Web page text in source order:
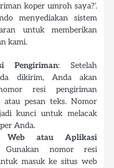
koper umroh saya?’.
menyediakan sistem
untuk memberikan
kami.
Pengiriman: Setelah
dikirim, Anda akan
resi pengiriman
atau pesan teks. Nomor
kunci untuk melacak
Anda.
Web atau Aplikasi
nomor resi
masuk ke situs web